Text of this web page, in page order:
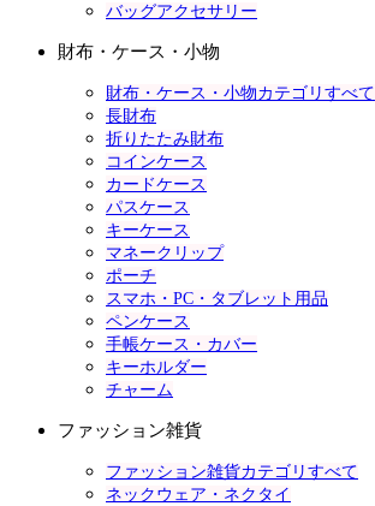
バッグアクセサリー
財布・ケース・小物
財布・ケース・小物カテゴリすべて
長財布
折りたたみ財布
コインケース
カードケース
パスケース
キーケース
マネークリップ
ポーチ
スマホ・PC・タブレット用品
ペンケース
手帳ケース・カバー
キーホルダー
チャーム
ファッション雑貨
ファッション雑貨カテゴリすべて
ネックウェア・ネクタイ